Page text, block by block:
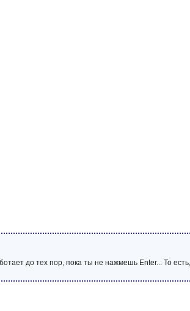
до тех пор, пока ты не нажмешь Enter... То